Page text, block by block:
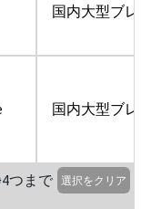
国内大型ブ
国内大型ブ
つまで
選択をクリア